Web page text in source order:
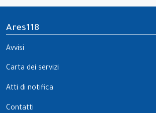
Ares118
Avvisi
Carta dei servizi
Atti di notifica
Contatti